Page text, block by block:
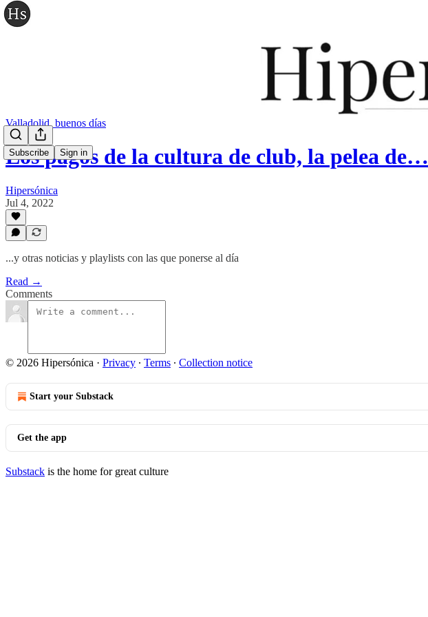
Subscribe Sign in
Valladolid, buenos días
Los pagos de la cultura de club, la pelea de…
Hipersónica
Jul 4, 2022
...y otras noticias y playlists con las que ponerse al día
Read →
Comments
© 2026 Hipersónica · Privacy ∙ Terms ∙ Collection notice
Start your Substack
Get the app
Substack is the home for great culture